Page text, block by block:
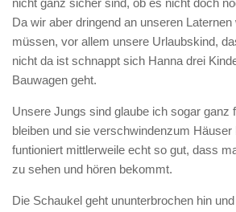
nicht ganz sicher sind, ob es nicht doch
Da wir aber dringend an unseren Laternen
müssen, vor allem unsere Urlaubskind,
nicht da ist schnappt sich Hanna drei
Bauwagen geht.
Unsere Jungs sind glaube ich sogar ganz
bleiben und sie verschwindenzum Häuser
funtioniert mittlerweile echt so gut, dass
zu sehen und hören bekommt.
Die Schaukel geht ununterbrochen hin